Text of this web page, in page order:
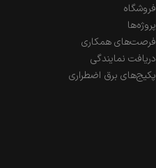
فروشگاه
پروژه‌ها
فرصت‌های همکاری
دریافت نمایندگی
پکیج‌های برق اضطراری